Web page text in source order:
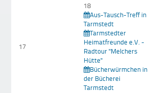
17
18
Aus-Tausch-Treff in
Tarmstedt
Tarmstedter
Heimatfreunde e.V. -
Radtour "Melchers
Hütte"
Bücherwürmchen in
der Bücherei
Tarmstedt